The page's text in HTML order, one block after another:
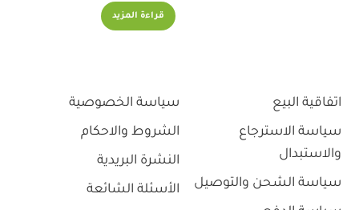
قراءة المزيد
اتفاقية البيع
سياسة الاسترجاع
والاستبدال
سياسة الشحن والتوصيل
سياسة الخصوصية
الشروط والاحكام
النشرة البريدية
الأسئلة الشائعة